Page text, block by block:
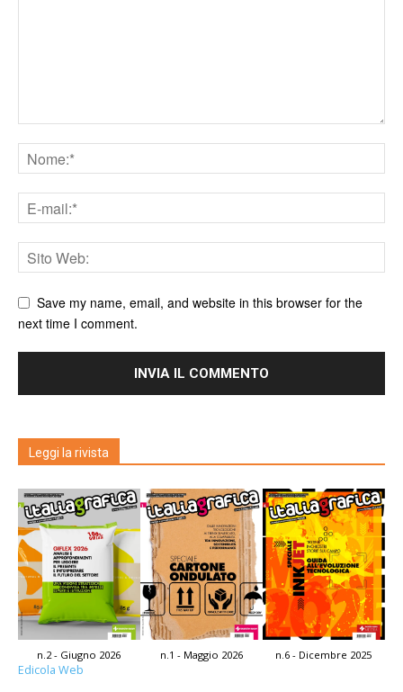
Save my name, email, and website in this browser for the
next time I comment.
Leggi la rivista
n.2 - Giugno 2026 n.1 - Maggio 2026 n.6 - Dicembre 2025
Edicola Web